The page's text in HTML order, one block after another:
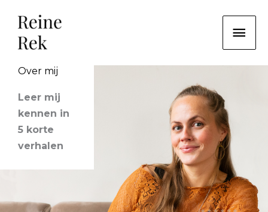
Over mij
Leer mij
kennen in
5 korte
verhalen